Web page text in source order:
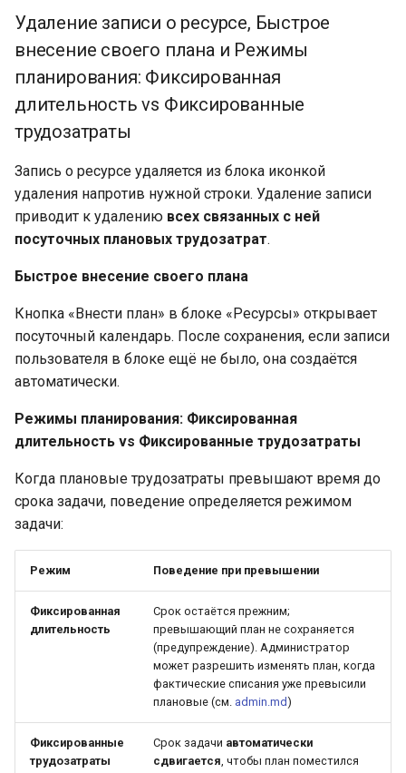
Удаление записи о ресурсе, Быстрое
внесение своего плана и Режимы
планирования: Фиксированная
длительность vs Фиксированные
трудозатраты
Запись о ресурсе удаляется из блока иконкой
удаления напротив нужной строки. Удаление записи
приводит к удалению всех связанных с ней
посуточных плановых трудозатрат.
Быстрое внесение своего плана
Кнопка «Внести план» в блоке «Ресурсы» открывает
посуточный календарь. После сохранения, если записи
пользователя в блоке ещё не было, она создаётся
автоматически.
Режимы планирования: Фиксированная
длительность vs Фиксированные трудозатраты
Когда плановые трудозатраты превышают время до
срока задачи, поведение определяется режимом
задачи:
Режим Поведение при превышении
Фиксированная
длительность
Срок остаётся прежним;
превышающий план не сохраняется
(предупреждение). Администратор
может разрешить изменять план, когда
фактические списания уже превысили
плановые (см. admin.md)
Фиксированные
трудозатраты
Срок задачи автоматически
сдвигается , чтобы план поместился